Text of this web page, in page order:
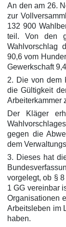
An den am 26.
zur
132 900
teil. Von den
Wahlvorschlag
90,6 vom
Gewerkschaft
2. Die von dem
die Gültigkeit
Arbeiterkammer
Der Kläger
gegen die
dem
3. Dieses hat
vorgelegt, ob §
1 GG vereinbar
Organisationen
Arbeitsleben im
haben.